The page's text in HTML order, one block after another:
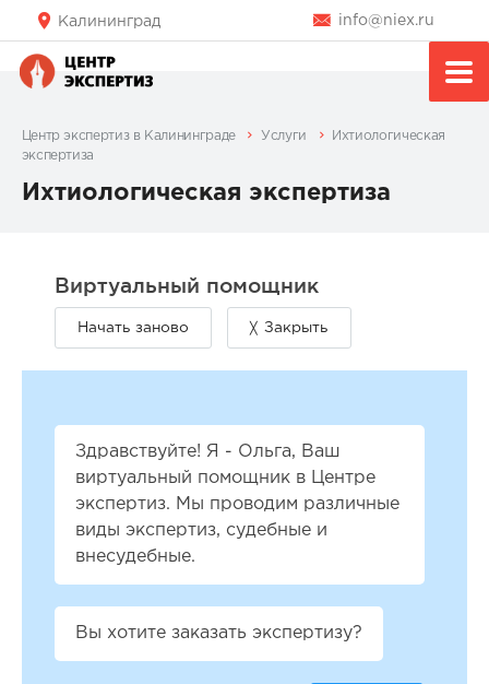
Калининград info@niex.ru
Центр экспертиз в Калининграде Услуги
Ихтиологическая
экспертиза
Ихтиологическая экспертиза
Здравствуйте! Я - Ольга, Ваш
виртуальный помощник в Центре
экспертиз. Мы проводим различные
виды экспертиз, судебные и
внесудебные.
Вы хотите заказать экспертизу?